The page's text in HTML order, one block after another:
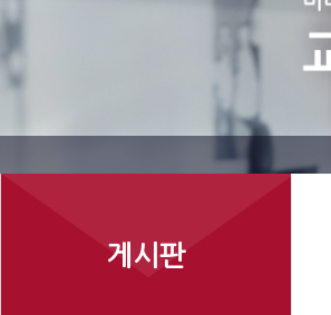
게시판